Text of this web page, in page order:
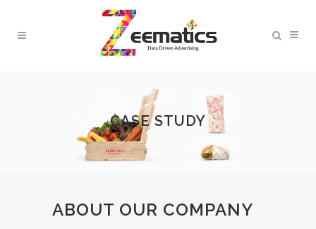
CASE STUDY
ABOUT OUR COMPANY